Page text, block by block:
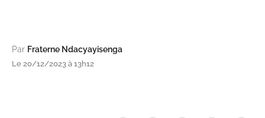
Par Fraterne Ndacyayisenga
Le 20/12/2023 à 13h12